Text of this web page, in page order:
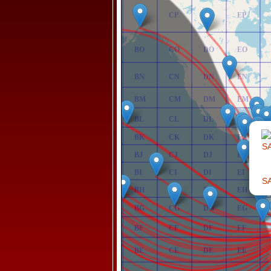
BE
BF
BG
BH
BI
BJ
BK
BL
BM
BN
BO
BP
CE
CF
CG
CH
CI
CJ
CK
CL
CM
CN
CO
CP
DE
DF
DG
DH
DI
DJ
DK
DL
DM
DN
DO
DP
EE
EF
EG
EH
EI
EJ
EK
EL
EM
EN
EO
EP